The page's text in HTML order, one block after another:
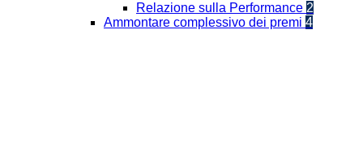
Relazione sulla Performance 2
Ammontare complessivo dei premi 4